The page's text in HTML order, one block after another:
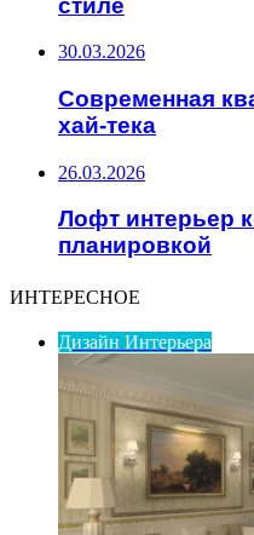
30.03.2026
Современная
хай-тека
26.03.2026
Лофт интерьер
планировкой
ИНТЕРЕСНОЕ
Дизайн Интерьера